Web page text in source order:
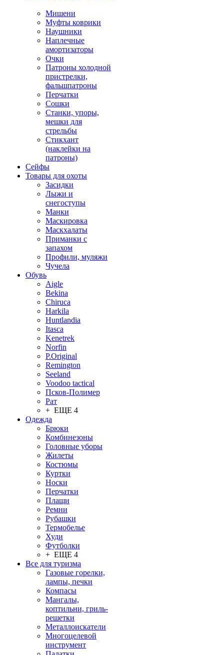
Мишени
Муфты коврики
Наушники
Наплечные
амортизаторы
Очки
Патроны холодной
пристрелки,
фальшпатроны
Перчатки
Сошки
Станки, упоры,
мешки для
стрельбы
Стикхант
(наклейки на
патроны)
Сейфы
Товары для охоты
Засидки
Лыжи и
снегоступы
Манки
Маскировка
Маскхалаты
Приманки с
запахом
Профили, муляжи
Чучела
Обувь
Aigle
Bekina
Chiruсa
Harkila
Huntlandia
Itasca
Kenetrek
Norfin
P.Original
Remington
Seeland
Voodoo tactical
Псков-Полимер
Рат
+ ЕЩЕ 4
Одежда
Брюки
Комбинезоны
Головные уборы
Жилеты
Костюмы
Куртки
Носки
Перчатки
Плащи
Ремни
Рубашки
Термобелье
Худи
Футболки
+ ЕЩЕ 4
Все для туризма
Газовые горелки,
лампы, печки
Компасы
Мангалы,
коптильни, гриль-
решетки
Металлоискатели
Многоцелевой
инструмент